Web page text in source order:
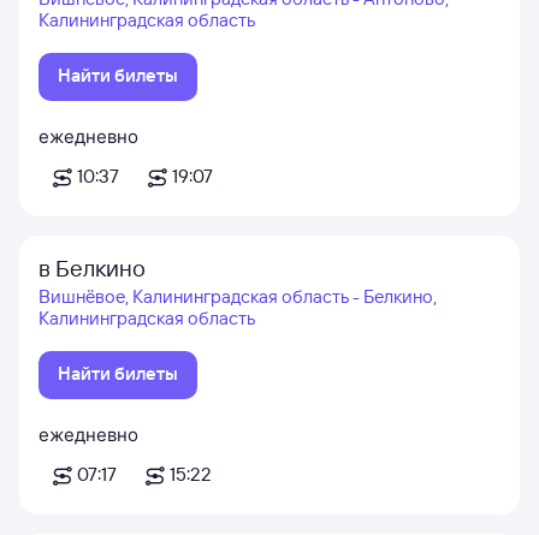
Калининградская область
Найти билеты
ежедневно
10:37
19:07
в Белкино
Вишнёвое, Калининградская область - Белкино,
Калининградская область
Найти билеты
ежедневно
07:17
15:22